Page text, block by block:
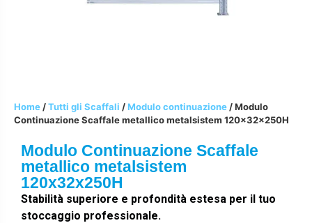
Home /Tutti gli Scaffali /Modulo continuazione / Modulo
Continuazione Scaffale metallico metalsistem 120x32x250H
Modulo Continuazione Scaffale
metallico metalsistem
120x32x250H
Stabilità superiore e profondità estesa per il tuo
stoccaggio professionale.